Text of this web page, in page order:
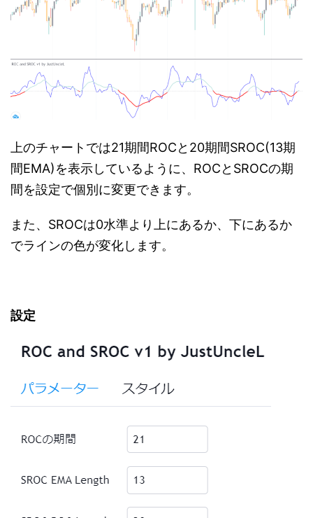
上のチャートでは21期間ROCと20期間SROC(13期
間EMA)を表示しているように、ROCとSROCの期
間を設定で個別に変更できます。
また、SROCは0水準より上にあるか、下にあるか
でラインの色が変化します。
設定